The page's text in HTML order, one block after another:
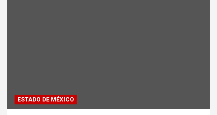
ESTADO DE MÉXICO